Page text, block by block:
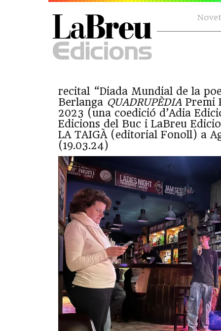
recital “Diada Mundial de la
Berlanga QUADRUPÈDIAPremi
2023 (una coedició d’Adia
Edicions del Buc i LaBreu
LA TAIGÀ (editorial Fonoll) a
(19.03.24)